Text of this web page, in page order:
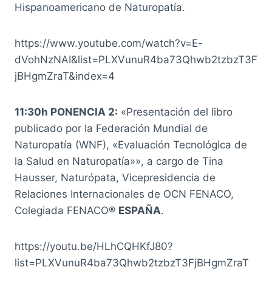
Hispanoamericano de Naturopatía.
https://www.youtube.com/watch?v=E-
dVohNzNAI&list=PLXVunuR4ba73Qhwb2tzbzT3F
jBHgmZraT&index=4
11:30h PONENCIA 2: «Presentación del libro
publicado por la Federación Mundial de
Naturopatía (WNF), «Evaluación Tecnológica de
la Salud en Naturopatía»», a cargo de Tina
Hausser, Naturópata, Vicepresidencia de
Relaciones Internacionales de OCN FENACO,
Colegiada FENACO® ESPAÑA.
https://youtu.be/HLhCQHKfJ80?
list=PLXVunuR4ba73Qhwb2tzbzT3FjBHgmZraT